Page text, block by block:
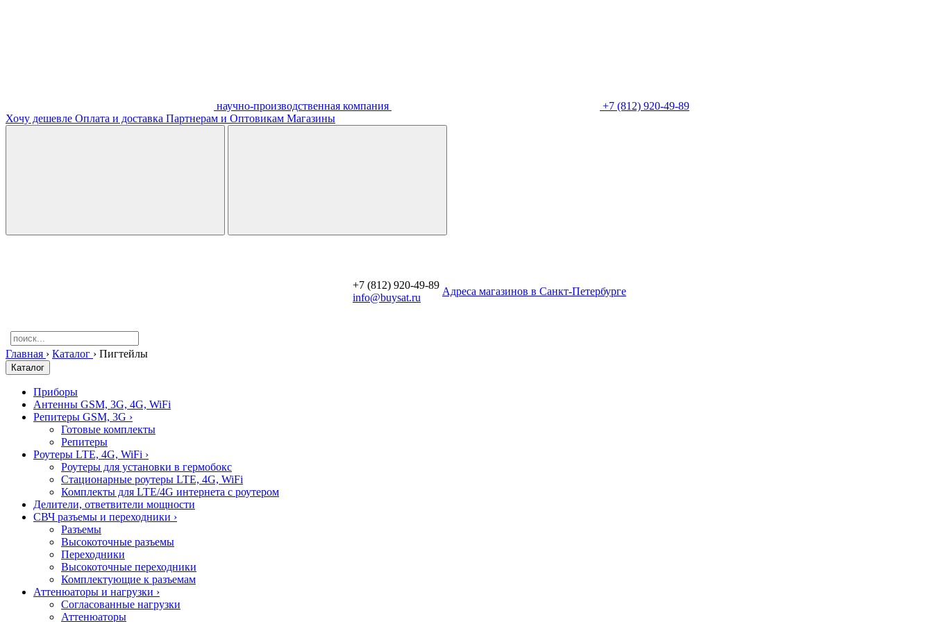
научно-производственная компания
+7 (812) 920-49-89
Хочу дешевле Оплата и доставка Партнерам и Оптовикам Магазины
+7 (812) 920-49-89
info@buysat.ru
Aдреса магазинов в Санкт-Петербурге
Главная › Каталог › Пигтейлы
Каталог
Приборы
Антенны GSM, 3G, 4G, WiFi
Репитеры GSM, 3G ›
Готовые комплекты
Репитеры
Роутеры LTE, 4G, WiFi ›
Роутеры для установки в гермобокс
Стационарные роутеры LTE, 4G, WiFi
Комплекты для LTE/4G интернета с роутером
Делители, ответвители мощности
СВЧ разъемы и переходники ›
Разъемы
Высокоточные разъемы
Переходники
Высокоточные переходники
Комплектующие к разъемам
Аттенюаторы и нагрузки ›
Согласованные нагрузки
Аттенюаторы